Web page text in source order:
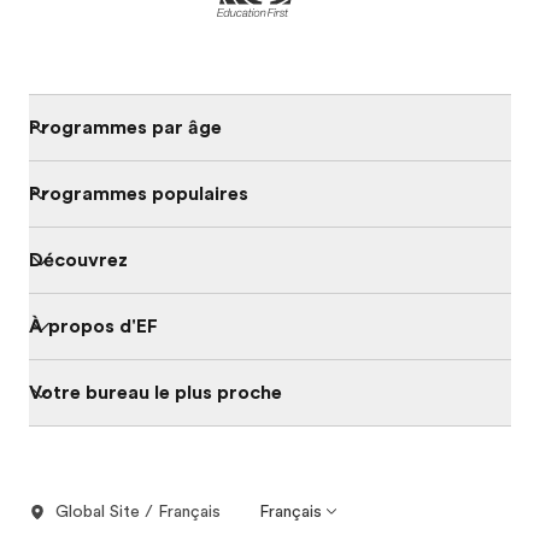
Programmes par âge
Programmes populaires
Découvrez
À propos d'EF
Votre bureau le plus proche
Global Site / Français Français